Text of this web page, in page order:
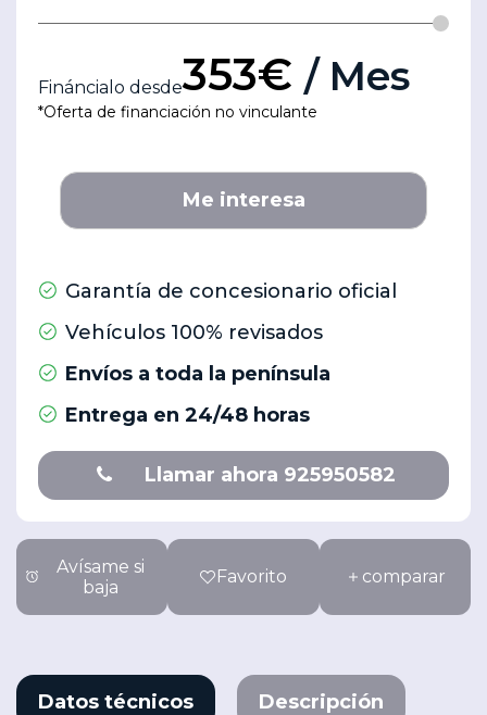
Fináncialo desde353€ / Mes
*Oferta de financiación no vinculante
Me interesa
Garantía de concesionario oficial
Vehículos 100% revisados
Envíos a toda la península
Entrega en 24/48 horas
Llamar ahora 925950582
Avísame si
baja
Favorito comparar
Datos técnicos Descripción